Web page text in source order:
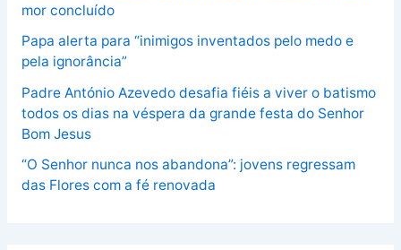
mor concluído
Papa alerta para “inimigos inventados pelo medo e
pela ignorância”
Padre António Azevedo desafia fiéis a viver o batismo
todos os dias na véspera da grande festa do Senhor
Bom Jesus
“O Senhor nunca nos abandona”: jovens regressam
das Flores com a fé renovada